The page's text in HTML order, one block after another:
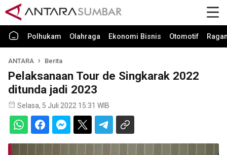
Polhukam Olahraga Ekonomi Bisnis Otomotif
ANTARA Berita
Pelaksanaan Tour de Singkarak 2022
ditunda jadi 2023
Selasa, 5 Juli 2022 15:31 WIB